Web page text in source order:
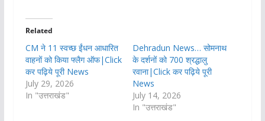
Related
CM ने 11 स्वच्छ ईंधन आधारित
वाहनों को किया फ्लैग ऑफ|Click
कर पढ़िये पूरी News
July 29, 2026
In "उत्तराखंड"
Dehradun News… सोमनाथ
के दर्शनों को 700 श्रद्धालु
रवाना|Click कर पढ़िये पूरी
News
July 14, 2026
In "उत्तराखंड"